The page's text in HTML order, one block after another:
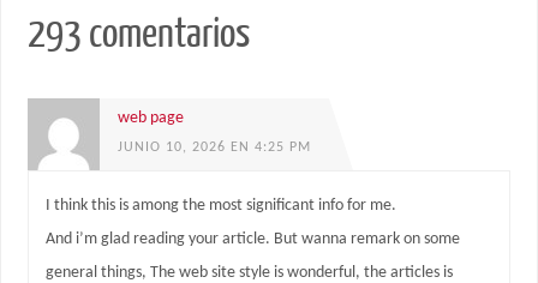
293 comentarios
web page
JUNIO 10, 2026 EN 4:25 PM
I think this is among the most significant info for me.
And i’m glad reading your article. But wanna remark on some
general things, The web site style is wonderful, the articles is